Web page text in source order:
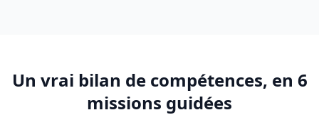
Un vrai bilan de compétences, en 6
missions guidées